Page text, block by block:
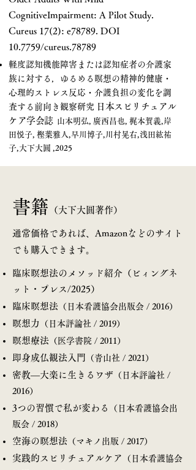
CognitiveImpairment: A Pilot Study.
Cureus 17(2): e78789. DOI
10.7759/cureus.78789
軽度認知機能障害または認知症者の介護家
族に対する，ゆるめる瞑想の精神的健康・
心理的ストレス反応・介護負担の変化を調
査する前向き観察研究 日本スピリチュアル
ケア学会誌 山本明弘, 廣西昌也, 梶本賀義,岸
田悦子, 樫葉雅人,早川博子,川村晃右,浅田紘祐
子,大下大圓 ,2025
書籍 （大下大圓著作）
通常価格であれば、Amazonなどのサイト
でも購入できます。
臨床瞑想法のメソッド紹介（ビィングネ
ット・プレス/2025）
臨床瞑想法 （日本看護協会出版会 / 2016）
瞑想力 （日本評論社 / 2019）
瞑想療法 （医学書院 / 2011）
即身成仏観法入門 （青山社 / 2021）
密教―大楽に生きるワザ （日本評論社 /
2016）
3つの習慣で私が変わる
（日本看護協会出
版会 / 2018）
空海の瞑想法 （マキノ出版 / 2017）
実践的スピリチュアルケア
（日本看護協会